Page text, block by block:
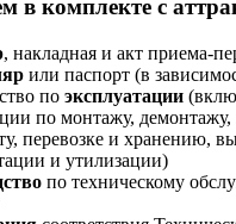
в комплекте с
, накладная и акт приема-
или паспорт (в
по эксплуатации
по монтажу,
перевозке и хранению,
и утилизации)
по техническому